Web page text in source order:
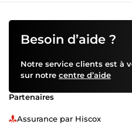
Besoin d’aide ?
Notre service clients est à
sur notre centre d’aide
Partenaires
Assurance par Hiscox